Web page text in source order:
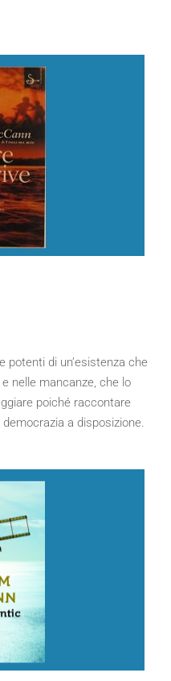
potenti di un’esistenza che
nelle mancanze, che lo
poiché raccontare
a disposizione.